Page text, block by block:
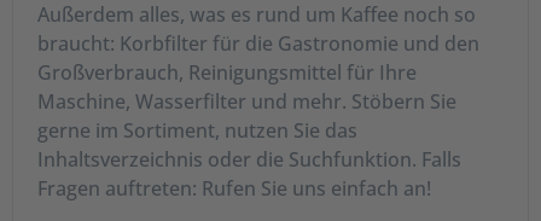
Außerdem alles, was es rund um Kaffee noch so
braucht: Korbfilter für die Gastronomie und den
Großverbrauch, Reinigungsmittel für Ihre
Maschine, Wasserfilter und mehr. Stöbern Sie
gerne im Sortiment, nutzen Sie das
Inhaltsverzeichnis oder die Suchfunktion. Falls
Fragen auftreten: Rufen Sie uns einfach an!